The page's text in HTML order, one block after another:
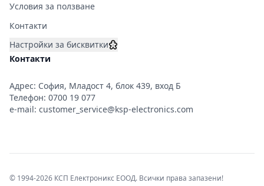
Условия за ползване
Контакти
Настройки за бисквитки
Контакти
Адрес: София, Младост 4, блок 439, вход Б
Телефон: 0700 19 077
e-mail: customer_service@ksp-electronics.com
© 1994-2026 КСП Електроникс ЕООД. Всички права запазени!